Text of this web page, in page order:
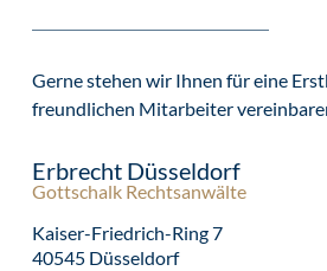
Gerne stehen wir Ihnen für eine
freundlichen Mitarbeiter
Erbrecht Düsseldorf
Gottschalk Rechtsanwälte
Kaiser-Friedrich-Ring 7
40545 Düsseldorf